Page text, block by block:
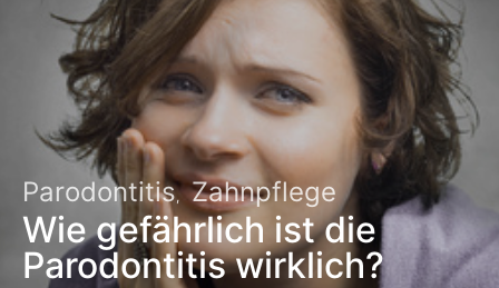
Parodontitis Zahnpflege
Wie gefährlich ist die
Parodontitis wirklich?